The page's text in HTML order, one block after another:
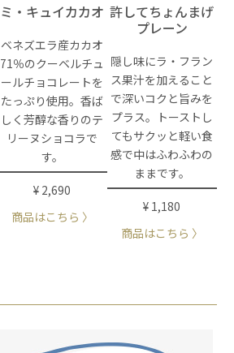
ミ・キュイカカオ
ベネズエラ産カカオ
71％のクーベルチュ
ールチョコレートを
たっぷり使用。香ば
しく芳醇な香りのテ
リーヌショコラで
す。
¥ 2,690
商品はこちら 〉
許してちょんまげ
プレーン
隠し味にラ・フラン
ス果汁を加えること
で深いコクと旨みを
プラス。トーストし
てもサクッと軽い食
感で中はふわふわの
ままです。
¥ 1,180
商品はこちら 〉